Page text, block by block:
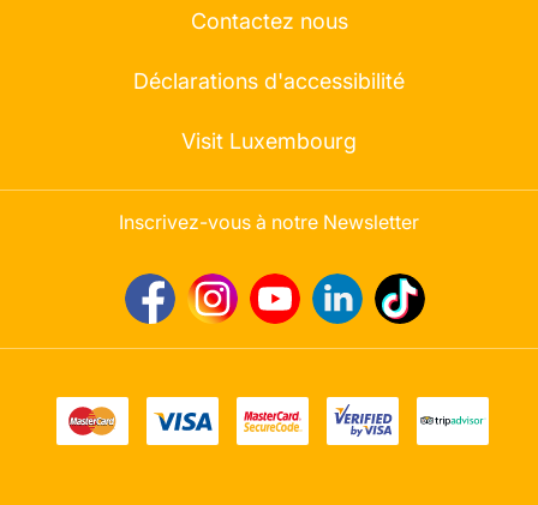
Contactez nous
Déclarations d'accessibilité
Visit Luxembourg
Inscrivez-vous à notre Newsletter